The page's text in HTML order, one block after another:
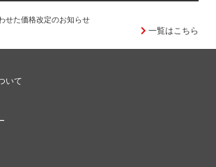
せた価格改定のお知らせ
一覧はこちら
いて